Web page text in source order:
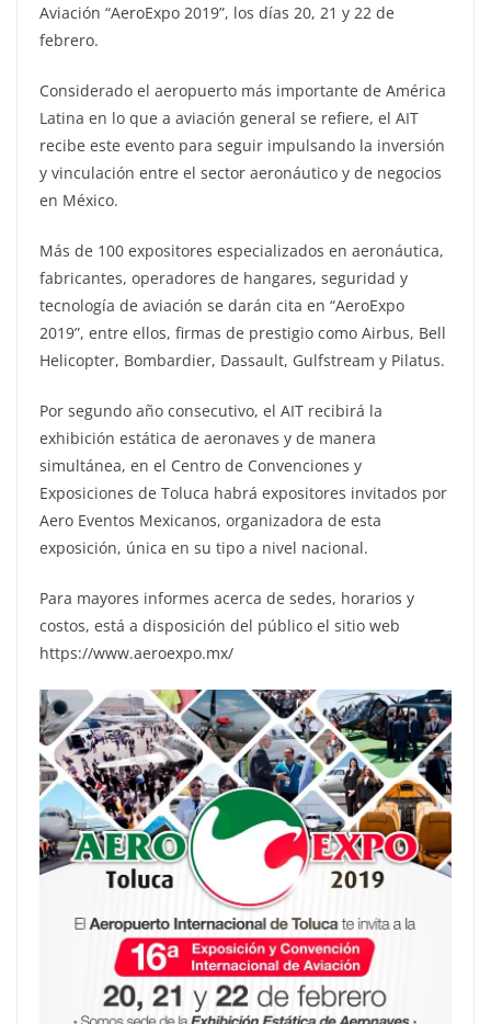
Aviación “AeroExpo 2019”, los días 20, 21 y 22 de
febrero.
Considerado el aeropuerto más importante de América
Latina en lo que a aviación general se refiere, el AIT
recibe este evento para seguir impulsando la inversión
y vinculación entre el sector aeronáutico y de negocios
en México.
Más de 100 expositores especializados en aeronáutica,
fabricantes, operadores de hangares, seguridad y
tecnología de aviación se darán cita en “AeroExpo
2019”, entre ellos, firmas de prestigio como Airbus, Bell
Helicopter, Bombardier, Dassault, Gulfstream y Pilatus.
Por segundo año consecutivo, el AIT recibirá la
exhibición estática de aeronaves y de manera
simultánea, en el Centro de Convenciones y
Exposiciones de Toluca habrá expositores invitados por
Aero Eventos Mexicanos, organizadora de esta
exposición, única en su tipo a nivel nacional.
Para mayores informes acerca de sedes, horarios y
costos, está a disposición del público el sitio web
https://www.aeroexpo.mx/